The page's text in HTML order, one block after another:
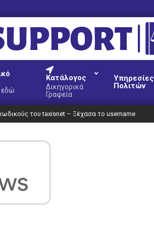
εδώ
Κατάλογος
Δικηγορικά
Γραφεία
Υπηρεσίες
Πολιτών
του taxisnet – Ξέχασα το username